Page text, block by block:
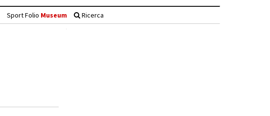
Sport Folio Museum Ricerca